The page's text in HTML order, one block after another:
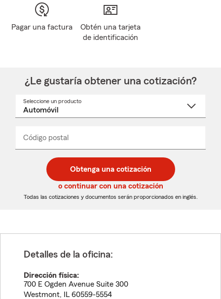
Pagar una factura
Obtén una tarjeta
de identificación
¿Le gustaría obtener una cotización?
Seleccione un producto
desplegable
Código postal
de
5
dígitos
de
5
dígitos
_____
Obtenga una cotización
o continuar con una cotización
Todas las cotizaciones y documentos serán proporcionados en inglés.
Detalles de la oficina:
Dirección física:
700 E Ogden Avenue Suite 300
Westmont, IL 60559-5554